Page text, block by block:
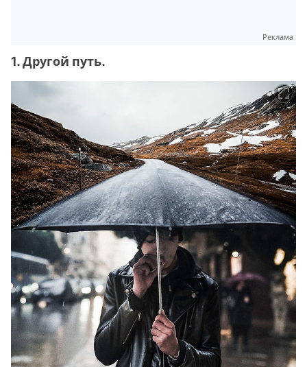
Реклама
1. Другой путь.